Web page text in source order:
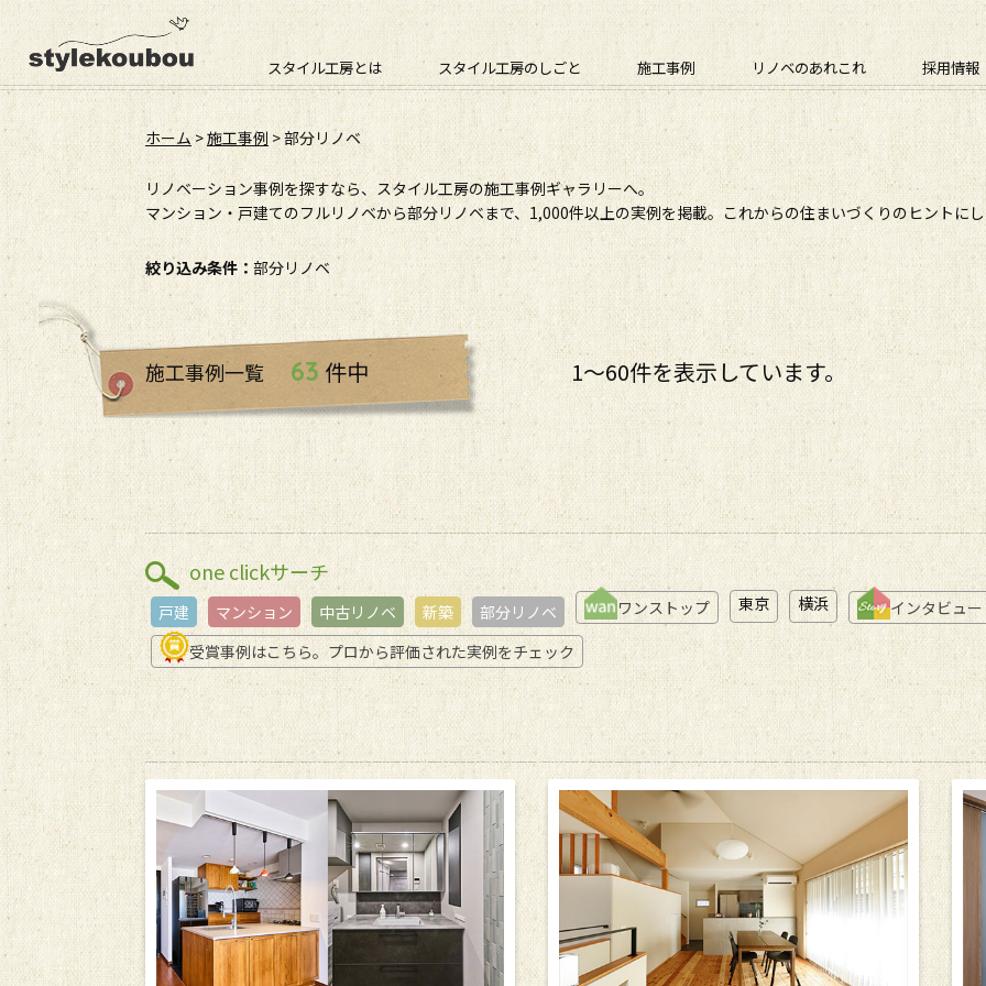
スタイル工房とは スタイル工房のしごと 施工事例 リノベのあれこれ 採用情報
ホーム>施工事例 >部分リノベ
リノベーション事例を探すなら、スタイル工房の施工事例ギャラリーへ。
マンション・戸建てのフルリノベから部分リノベまで、1,000件以上の実例を掲載。これからの住まいづくりのヒントに
絞り込み条件： 部分リノベ
施工事例一覧 63 件中 1〜60件を表示しています。
one clickサーチ
戸建 マンション 中古リノベ 新築 部分リノベ ワンストップ 東京 横浜
インタビュー
受賞事例はこちら。プロから評価された実例をチェック